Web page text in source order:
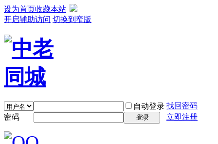
设为首页收藏本站
开启辅助访问 切换到窄版
自动登录 找回密码
密码
登录 立即注册